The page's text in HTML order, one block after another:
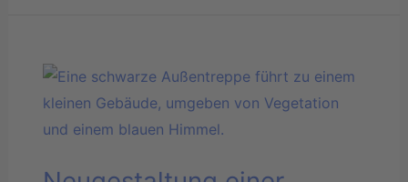
Neugestaltung
einer
Außentreppe